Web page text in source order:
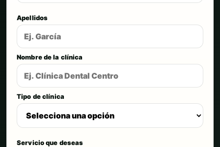
Apellidos
Nombre de la clínica
Tipo de clínica
Servicio que deseas